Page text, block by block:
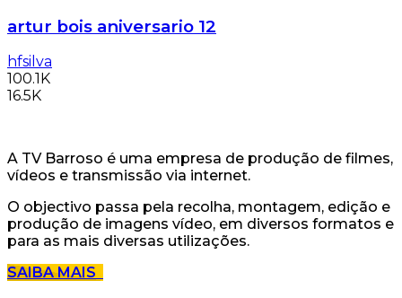
artur bois aniversario 12
hfsilva
100.1K
16.5K
A TV Barroso é uma empresa de produção de filmes,
vídeos e transmissão via internet.
O objectivo passa pela recolha, montagem, edição e
produção de imagens vídeo, em diversos formatos e
para as mais diversas utilizações.
SAIBA MAIS